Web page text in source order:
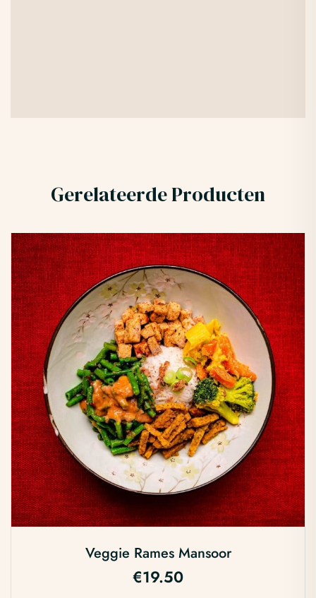
Gerelateerde Producten
Veggie Rames Mansoor
€19.50